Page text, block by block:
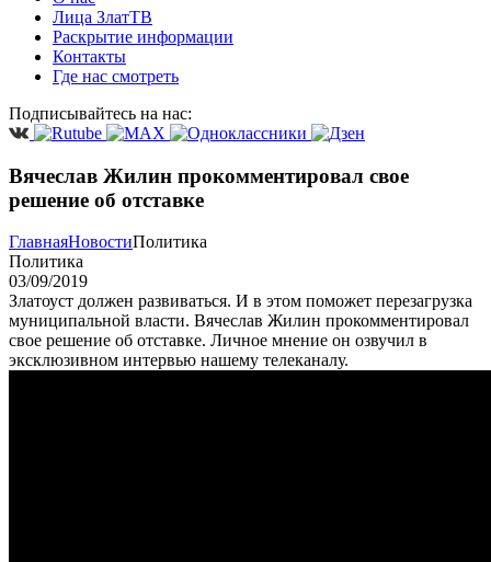
Лица ЗлатТВ
Раскрытие информации
Контакты
Где нас смотреть
Подписывайтесь на нас:
Вячеслав Жилин прокомментировал свое
решение об отставке
ГлавнаяНовостиПолитика
Политика
03/09/2019
Златоуст должен развиваться. И в этом поможет перезагрузка
муниципальной власти. Вячеслав Жилин прокомментировал
свое решение об отставке. Личное мнение он озвучил в
эксклюзивном интервью нашему телеканалу.